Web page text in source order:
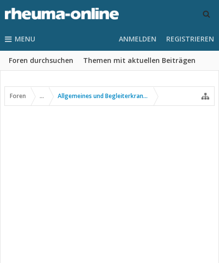
MENU
Foren durchsuchen Themen mit aktuellen Beiträgen
ANMELDEN REGISTRIEREN
Foren ... Allgemeines und Begleiterkrankungen